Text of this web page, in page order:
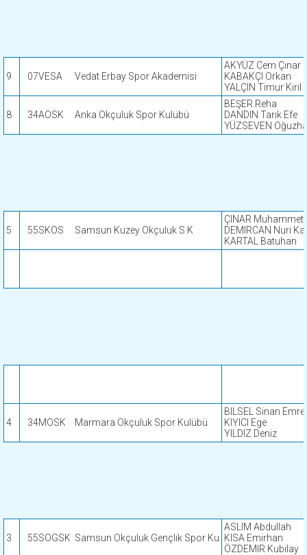
9 07VESA Vedat Erbay Spor Akademisi
AKYÜZ Cem Çınar
KABAKÇI Orkan
YALÇIN Timur Kiril
8 34AOSK Anka Okçuluk Spor Kulübü
BEŞER Reha
DANDIN Tarık Efe
YÜZSEVEN
5 55SKOS Samsun Kuzey Okçuluk S.K
ÇINAR Muhammet
DEMIRCAN Nuri
KARTAL Batuhan
4 34MOSK Marmara Okçuluk Spor Kulübü
BILSEL Sinan Emre
KIYICI Ege
YILDIZ Deniz
3 55SOGSK Samsun Okçuluk Gençlik Spor Ku
ASLIM Abdullah
KISA Emirhan
ÖZDEMIR Kubilay